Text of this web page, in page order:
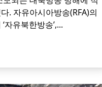
. 자유아시아방송(RFA)의
자유북한방송’,...